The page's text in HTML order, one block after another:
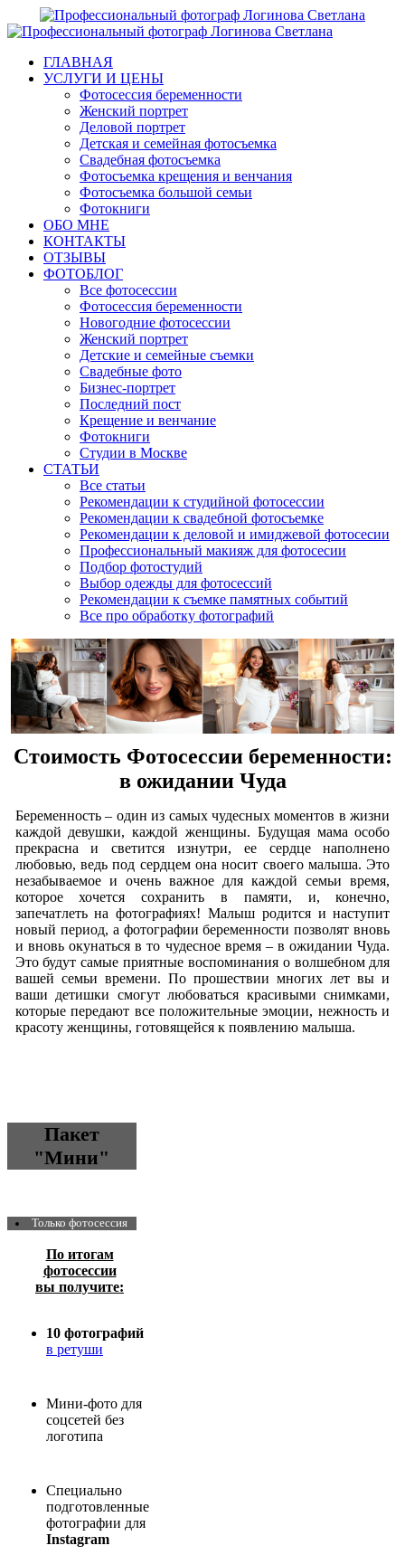
ГЛАВНАЯ
УСЛУГИ И ЦЕНЫ
Фотосессия беременности
Женский портрет
Деловой портрет
Детская и семейная фотосъемка
Свадебная фотосъемка
Фотосъемка крещения и венчания
Фотосъемка большой семьи
Фотокниги
ОБО МНЕ
КОНТАКТЫ
ОТЗЫВЫ
ФОТОБЛОГ
Все фотосессии
Фотосессия беременности
Новогодние фотосессии
Женский портрет
Детские и семейные съемки
Свадебные фото
Бизнес-портрет
Последний пост
Крещение и венчание
Фотокниги
Студии в Москве
СТАТЬИ
Все статьи
Рекомендации к студийной фотосессии
Рекомендации к свадебной фотосъемке
Рекомендации к деловой и имиджевой фотосесии
Профессиональный макияж для фотосесии
Подбор фотостудий
Выбор одежды для фотосессий
Рекомендации к съемке памятных событий
Все про обработку фотографий
Стоимость Фотосессии беременности:
в ожидании Чуда
Беременность – один из самых чудесных моментов в жизни
каждой девушки, каждой женщины. Будущая мама особо
прекрасна и светится изнутри, ее сердце наполнено
любовью, ведь под сердцем она носит своего малыша. Это
незабываемое и очень важное для каждой семьи время,
которое хочется сохранить в памяти, и, конечно,
запечатлеть на фотографиях! Малыш родится и наступит
новый период, а фотографии беременности позволят вновь
и вновь окунаться в то чудесное время – в ожидании Чуда.
Это будут самые приятные воспоминания о волшебном для
вашей семьи времени. По прошествии многих лет вы и
ваши детишки смогут любоваться красивыми снимками,
которые передают все положительные эмоции, нежность и
красоту женщины, готовящейся к появлению малыша.
Пакет
"Мини"
Только фотосессия
По итогам
фотосессии
вы получите:
10 фотографий
в ретуши
Мини-фото для
соцсетей без
логотипа
Специально
подготовленные
фотографии для
Instagram